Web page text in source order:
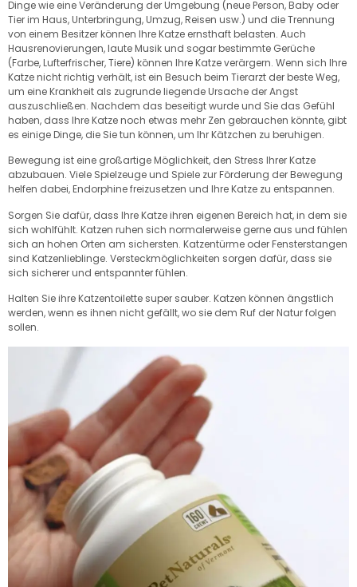
Dinge wie eine Veränderung der Umgebung (neue Person, Baby oder
Tier im Haus, Unterbringung, Umzug, Reisen usw.) und die Trennung
von einem Besitzer können Ihre Katze ernsthaft belasten. Auch
Hausrenovierungen, laute Musik und sogar bestimmte Gerüche
(Farbe, Lufterfrischer, Tiere) können Ihre Katze verärgern. Wenn sich Ihre
Katze nicht richtig verhält, ist ein Besuch beim Tierarzt der beste Weg,
um eine Krankheit als zugrunde liegende Ursache der Angst
auszuschließen. Nachdem das beseitigt wurde und Sie das Gefühl
haben, dass Ihre Katze noch etwas mehr Zen gebrauchen könnte, gibt
es einige Dinge, die Sie tun können, um Ihr Kätzchen zu beruhigen.
Bewegung ist eine großartige Möglichkeit, den Stress Ihrer Katze
abzubauen. Viele Spielzeuge und Spiele zur Förderung der Bewegung
helfen dabei, Endorphine freizusetzen und Ihre Katze zu entspannen.
Sorgen Sie dafür, dass Ihre Katze ihren eigenen Bereich hat, in dem sie
sich wohlfühlt. Katzen ruhen sich normalerweise gerne aus und fühlen
sich an hohen Orten am sichersten. Katzentürme oder Fensterstangen
sind Katzenlieblinge. Versteckmöglichkeiten sorgen dafür, dass sie
sich sicherer und entspannter fühlen.
Halten Sie ihre Katzentoilette super sauber. Katzen können ängstlich
werden, wenn es ihnen nicht gefällt, wo sie dem Ruf der Natur folgen
sollen.